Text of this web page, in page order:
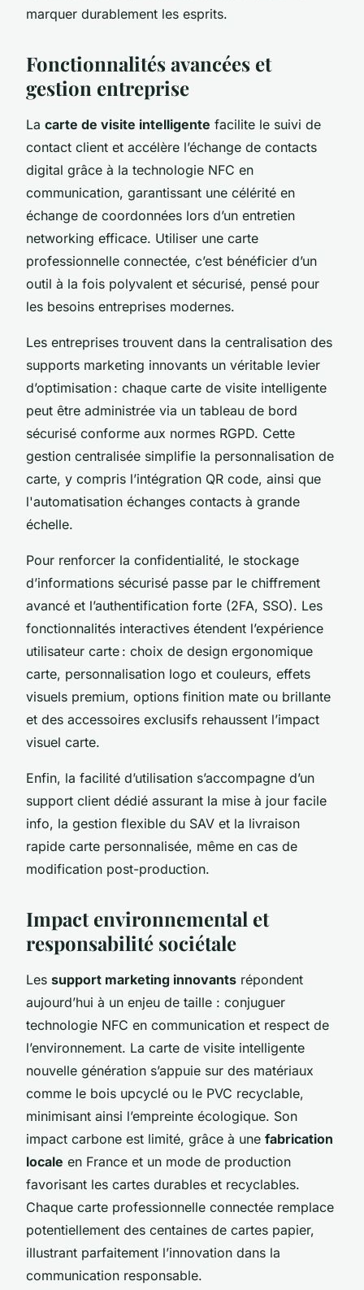
marquer durablement les esprits.
Fonctionnalités avancées et
gestion entreprise
La carte de visite intelligente facilite le suivi de
contact client et accélère l’échange de contacts
digital grâce à la technologie NFC en
communication, garantissant une célérité en
échange de coordonnées lors d’un entretien
networking efficace. Utiliser une carte
professionnelle connectée, c’est bénéficier d’un
outil à la fois polyvalent et sécurisé, pensé pour
les besoins entreprises modernes.
Les entreprises trouvent dans la centralisation des
supports marketing innovants un véritable levier
d’optimisation : chaque carte de visite intelligente
peut être administrée via un tableau de bord
sécurisé conforme aux normes RGPD. Cette
gestion centralisée simplifie la personnalisation de
carte, y compris l’intégration QR code, ainsi que
l'automatisation échanges contacts à grande
échelle.
Pour renforcer la confidentialité, le stockage
d’informations sécurisé passe par le chiffrement
avancé et l’authentification forte (2FA, SSO). Les
fonctionnalités interactives étendent l’expérience
utilisateur carte : choix de design ergonomique
carte, personnalisation logo et couleurs, effets
visuels premium, options finition mate ou brillante
et des accessoires exclusifs rehaussent l’impact
visuel carte.
Enfin, la facilité d’utilisation s’accompagne d’un
support client dédié assurant la mise à jour facile
info, la gestion flexible du SAV et la livraison
rapide carte personnalisée, même en cas de
modification post-production.
Impact environnemental et
responsabilité sociétale
Les support marketing innovants répondent
aujourd’hui à un enjeu de taille : conjuguer
technologie NFC en communication et respect de
l’environnement. La carte de visite intelligente
nouvelle génération s’appuie sur des matériaux
comme le bois upcyclé ou le PVC recyclable,
minimisant ainsi l’empreinte écologique. Son
impact carbone est limité, grâce à une fabrication
locale en France et un mode de production
favorisant les cartes durables et recyclables.
Chaque carte professionnelle connectée remplace
potentiellement des centaines de cartes papier,
illustrant parfaitement l’innovation dans la
communication responsable.